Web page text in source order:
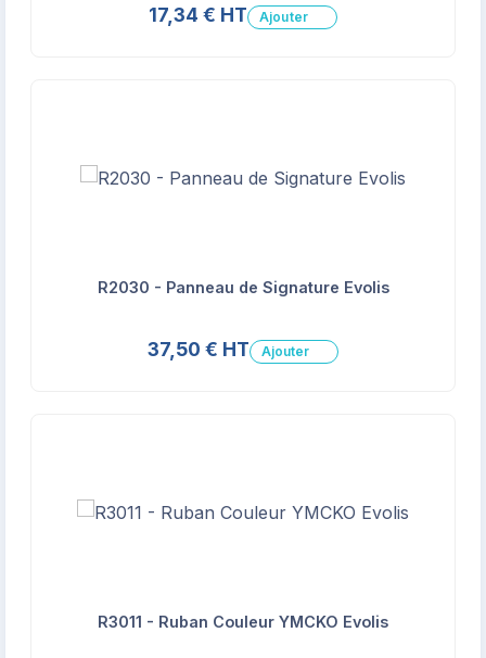
17,34 € HT Ajouter
R2030 - Panneau de Signature Evolis
37,50 € HT Ajouter
R3011 - Ruban Couleur YMCKO Evolis